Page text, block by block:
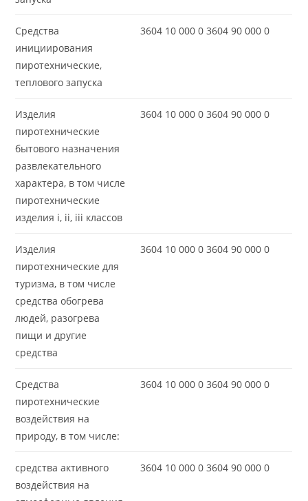
Средства
инициирования
пиротехнические,
теплового запуска
3604 10 000 0 3604 90 000 0
Изделия
пиротехнические
бытового назначения
развлекательного
характера, в том числе
пиротехнические
изделия i, ii, iii классов
3604 10 000 0 3604 90 000 0
Изделия
пиротехнические для
туризма, в том числе
средства обогрева
людей, разогрева
пищи и другие
средства
3604 10 000 0 3604 90 000 0
Средства
пиротехнические
воздействия на
природу, в том числе:
3604 10 000 0 3604 90 000 0
средства активного
воздействия на
3604 10 000 0 3604 90 000 0